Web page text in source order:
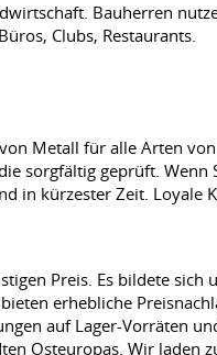
Bauherren
Clubs, Restaurants.
Metall für alle Arten
sorgfältig geprüft. Wenn
in kürzester Zeit. Loyale
Preis. Es bildete sich
erhebliche
auf Lager-Vorräten
Osteuropas. Wir laden